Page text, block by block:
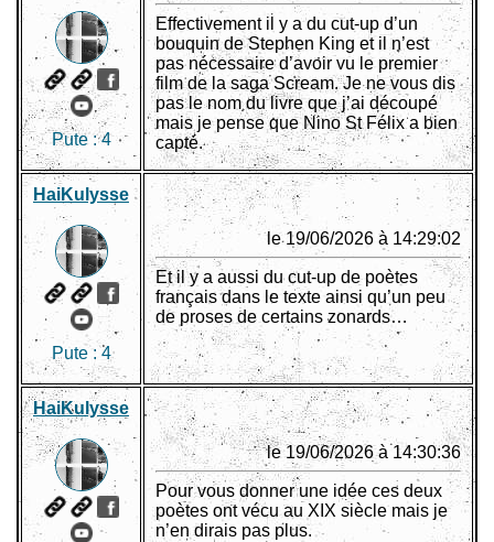
Pute :4
Effectivement il y a du cut-up d’un
bouquin de Stephen King et il n’est
pas nécessaire d’avoir vu le premier
film de la saga Scream. Je ne vous dis
pas le nom du livre que j’ai découpé
mais je pense que Nino St Félix a bien
capté.
HaiKulysse
Pute :4
le 19/06/2026 à 14:29:02
Et il y a aussi du cut-up de poètes
français dans le texte ainsi qu’un peu
de proses de certains zonards…
HaiKulysse
le 19/06/2026 à 14:30:36
Pour vous donner une idée ces deux
poètes ont vécu au XIX siècle mais je
n’en dirais pas plus.